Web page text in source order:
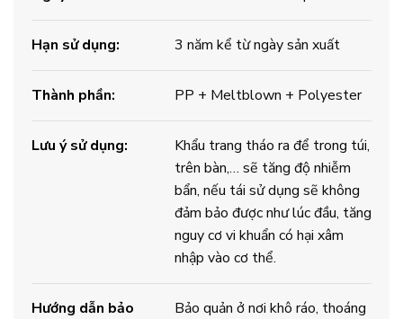
Hạn sử dụng: 3 năm kể từ ngày sản xuất
Thành phần: PP + Meltblown + Polyester
Lưu ý sử dụng:
Khẩu trang tháo ra để trong túi,
trên bàn,… sẽ tăng độ nhiễm
bẩn, nếu tái sử dụng sẽ không
đảm bảo được như lúc đầu, tăng
nguy cơ vi khuẩn có hại xâm
nhập vào cơ thể.
Hướng dẫn bảo
Bảo quản ở nơi khô ráo, thoáng